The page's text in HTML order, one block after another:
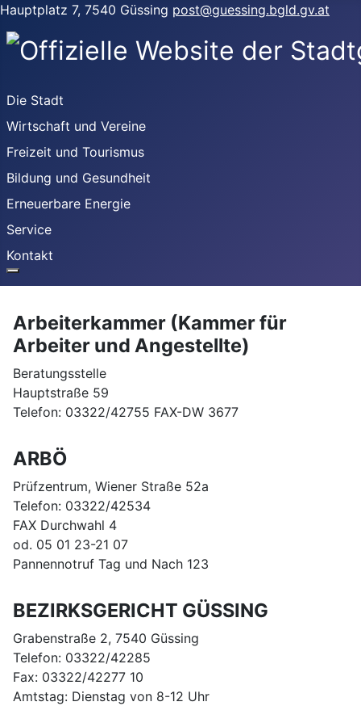
Hauptplatz 7, 7540 Güssing post@guessing.bgld.gv.at
Die Stadt
Wirtschaft und Vereine
Freizeit und Tourismus
Bildung und Gesundheit
Erneuerbare Energie
Service
Kontakt
Arbeiterkammer (Kammer für
Arbeiter und Angestellte)
Beratungsstelle
Hauptstraße 59
Telefon: 03322/42755 FAX-DW 3677
ARBÖ
Prüfzentrum, Wiener Straße 52a
Telefon: 03322/42534
FAX Durchwahl 4
od. 05 01 23-21 07
Pannennotruf Tag und Nach 123
BEZIRKSGERICHT GÜSSING
Grabenstraße 2, 7540 Güssing
Telefon: 03322/42285
Fax: 03322/42277 10
Amtstag: Dienstag von 8-12 Uhr